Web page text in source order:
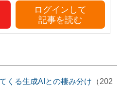
ログインして
記事を読む
くる生成AIとの棲み分け （202